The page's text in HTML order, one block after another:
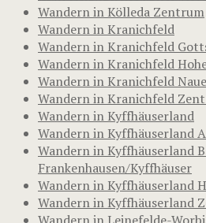
Wandern in Kölleda Zentrum
Wandern in Kranichfeld
Wandern in Kranichfeld
Wandern in Kranichfeld
Wandern in Kranichfeld
Wandern in Kranichfeld
Wandern in Kyffhäuserland
Wandern in Kyffhäuserland
Wandern in Kyffhäuserland
Frankenhausen/Kyffhäuser
Wandern in Kyffhäuserland
Wandern in Kyffhäuserland